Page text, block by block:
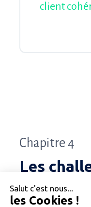
client
Chapitre 4
Les
Salut c'est nous...
les Cookies !